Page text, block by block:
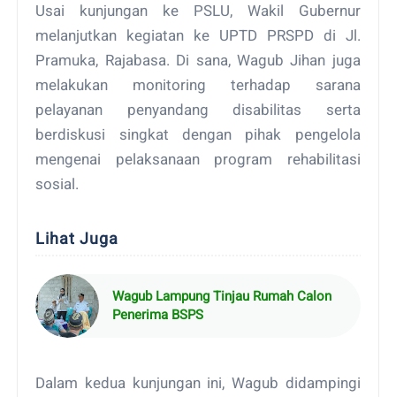
Usai kunjungan ke PSLU, Wakil Gubernur
melanjutkan kegiatan ke UPTD PRSPD di Jl.
Pramuka, Rajabasa. Di sana, Wagub Jihan juga
melakukan monitoring terhadap sarana
pelayanan penyandang disabilitas serta
berdiskusi singkat dengan pihak pengelola
mengenai pelaksanaan program rehabilitasi
sosial.
Lihat Juga
Wagub Lampung Tinjau Rumah Calon
Penerima BSPS
Dalam kedua kunjungan ini, Wagub didampingi